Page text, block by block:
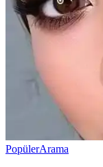
PopülerArama